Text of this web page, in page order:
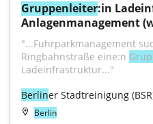
Gruppenleiter:in
Anlagenmanagement
"...Fuhrparkmanagement
Ringbahnstraße eine:n
Ladeinfrastruktur..."
Berliner Stadtreinigung
Berlin